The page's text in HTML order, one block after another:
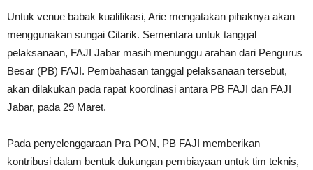
Untuk venue babak kualifikasi, Arie mengatakan pihaknya akan
menggunakan sungai Citarik. Sementara untuk tanggal
pelaksanaan, FAJI Jabar masih menunggu arahan dari Pengurus
Besar (PB) FAJI. Pembahasan tanggal pelaksanaan tersebut,
akan dilakukan pada rapat koordinasi antara PB FAJI dan FAJI
Jabar, pada 29 Maret.
Pada penyelenggaraan Pra PON, PB FAJI memberikan
kontribusi dalam bentuk dukungan pembiayaan untuk tim teknis,